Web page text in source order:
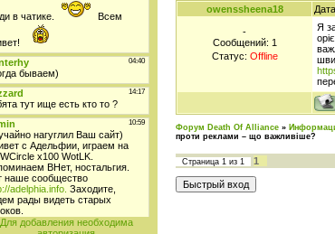
Для добавления необходима
owenssheena18
-
Сообщений: 1
Статус: Offline
Я
Форум Death Of Alliance »
проти реклами – що важливіше?
Страница 1 из 1
1